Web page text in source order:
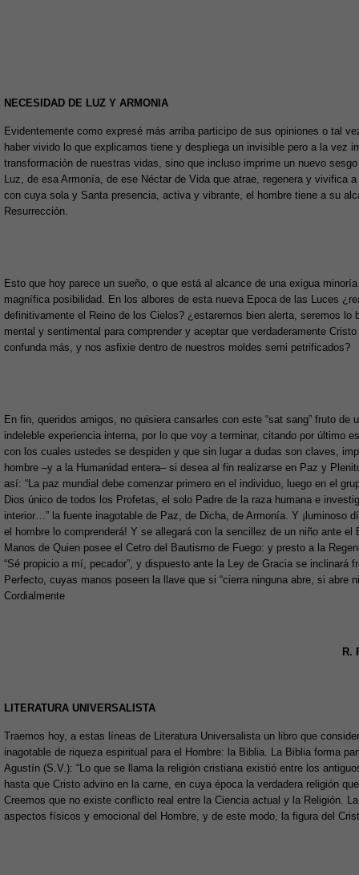
NECESIDAD DE LUZ Y ARMONIA
Evidentemente como expresé más arriba participo de sus opiniones o tal
haber vivido lo que explicamos tiene y despliega un invisible pero a la vez
transformación de nuestras vidas, sino que incluso imprime un nuevo
Luz, de esa Armonía, de ese Néctar de Vida que atrae, regenera y vivifica
con cuya sola y Santa presencia, activa y vibrante, el hombre tiene a su
Resurrección.
Esto que hoy parece un sueño, o que está al alcance de una exigua
magnífica posibilidad. En los albores de esta nueva Epoca de las Luces
definitivamente el Reino de los Cielos? ¿estaremos bien alerta, seremos
mental y sentimental para comprender y aceptar que verdaderamente
confunda más, y nos asfixie dentro de nuestros moldes semi petrificados?
En fin, queridos amigos, no quisiera cansarles con este “sat sang” fruto de
indeleble experiencia interna, por lo que voy a terminar, citando por último
con los cuales ustedes se despiden y que sin lugar a dudas son claves,
hombre –y a la Humanidad entera– si desea al fin realizarse en Paz y
así: “La paz mundial debe comenzar primero en el individuo, luego en el
Dios único de todos los Profetas, el solo Padre de la raza humana e
interior…” la fuente inagotable de Paz, de Dicha, de Armonía. Y ¡luminoso
el hombre lo comprenderá! Y se allegará con la sencillez de un niño ante el
Manos de Quien posee el Cetro del Bautismo de Fuego: y presto a la
“Sé propicio a mí, pecador”, y dispuesto ante la Ley de Gracia se inclinará
Perfecto, cuyas manos poseen la llave que si “cierra ninguna abre, si abre
Cordialmente
R.
LITERATURA UNIVERSALISTA
Traemos hoy, a estas líneas de Literatura Universalista un libro que
inagotable de riqueza espiritual para el Hombre: la Biblia. La Biblia forma
Agustín (S.V.): “Lo que se llama la religión cristiana existió entre los
hasta que Cristo advino en la carne, en cuya época la verdadera religión
Creemos que no existe conflicto real entre la Ciencia actual y la Religión.
aspectos físicos y emocional del Hombre, y de este modo, la figura del